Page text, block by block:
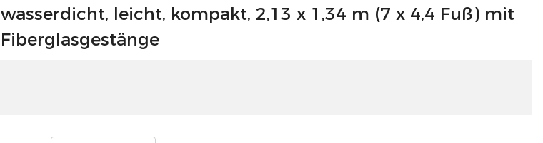
wasserdicht, leicht, kompakt, 2,13 x 1,34 m (7 x 4,4 Fuß) mit
Fiberglasgestänge